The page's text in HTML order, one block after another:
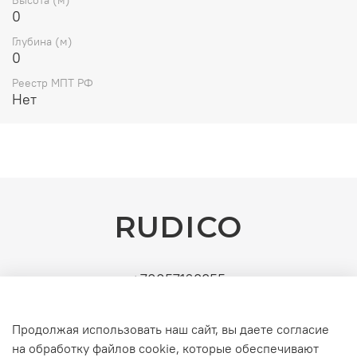
0
Глубина (м)
0
Реестр МПТ РФ
Нет
+79857163355
УСН (без НДС). Официальные b2b-поставки
серверного и инженерного оборудования
RUDICO
Продолжая использовать наш сайт, вы даете согласие
на обработку файлов cookie, которые обеспечивают